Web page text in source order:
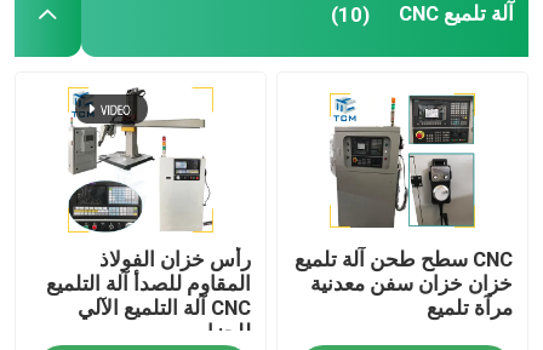
آلة تلميع CNC (10)
CNC سطح طحن آلة تلميع
خزان خزان سفن معدنية
مرآة تلميع
رأس خزان الفولاذ
المقاوم للصدأ آلة التلميع
CNC آلة التلميع الآلي
للحزام